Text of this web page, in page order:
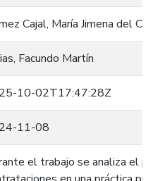
Cajal, María Jimena del
Facundo Martín
10-02T17:47:28Z
11-08
el trabajo se analiza el